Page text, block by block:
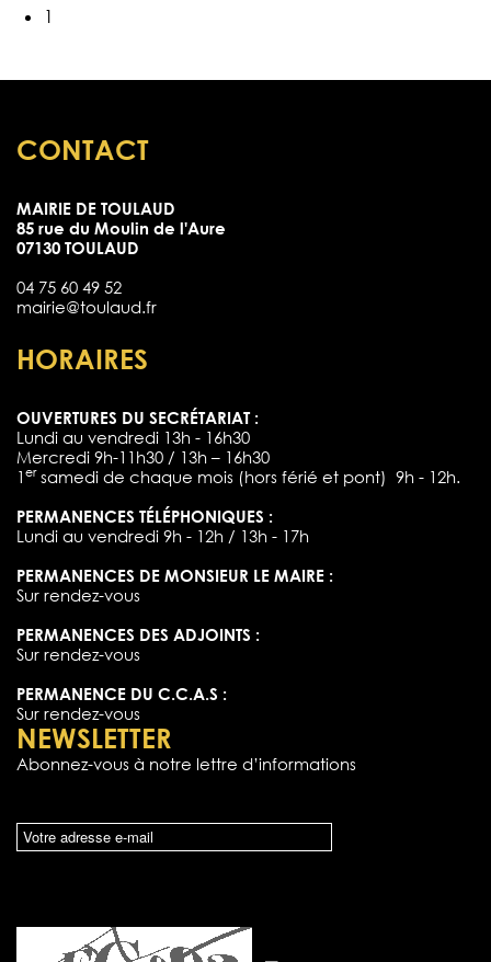
1
CONTACT
MAIRIE DE TOULAUD
85 rue du Moulin de l'Aure
07130 TOULAUD
04 75 60 49 52
mairie@toulaud.fr
HORAIRES
OUVERTURES DU SECRÉTARIAT :
Lundi au vendredi 13h - 16h30
Mercredi 9h-11h30 / 13h – 16h30
1 ersamedi de chaque mois (hors férié et pont) 9h - 12h.
PERMANENCES TÉLÉPHONIQUES :
Lundi au vendredi 9h - 12h / 13h - 17h
PERMANENCES DE MONSIEUR LE MAIRE :
Sur rendez-vous
PERMANENCES DES ADJOINTS :
Sur rendez-vous
PERMANENCE DU C.C.A.S :
Sur rendez-vous
NEWSLETTER
Abonnez-vous à notre lettre d’informations